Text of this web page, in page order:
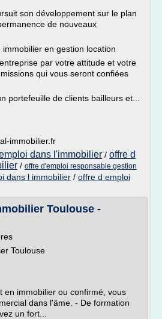
son développement sur le plan
de nouveaux
en gestion location
par votre attitude et votre
qui vous seront confiées
portefeuille de clients bailleurs et...
immobilier.fr
dans l'immobilier / offre d
/ offre d'emploi responsable gestion
dans l immobilier / offre d emploi
Toulouse -
Toulouse
en immobilier ou confirmé, vous
dans l'âme. - De formation
un fort...